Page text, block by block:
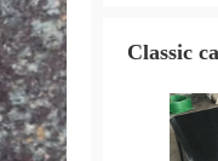
Classic